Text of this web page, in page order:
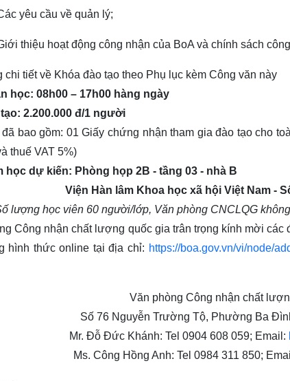
yêu cầu về quản lý;
thiệu hoạt động công nhận của BoA và chính sách
chi tiết về Khóa đào tạo theo Phụ lục kèm Công văn này
học: 08h00 – 17h00 hàng ngày
2.200.000 đ/1 người
bao gồm: 01 Giấy chứng nhận tham gia đào tạo cho
thuế VAT 5%)
học dự kiến: Phòng họp 2B - tầng 03 - nhà B
lâm Khoa học xã hội Việt Nam - Số 1
lượng học viên 60 người/lớp, Văn phòng CNCLQG
Công nhận chất lượng quốc gia trân trọng kính mời
hình thức online tại địa chỉ: https://boa.gov.vn/vi/node/
Văn phòng Công nhận chất
Số 76 Nguyễn Trường Tộ, Phường Ba
Mr. Đỗ Đức Khánh: Tel 0904 608 059; Email:
Ms. Công Hồng Anh: Tel 0984 311 850;